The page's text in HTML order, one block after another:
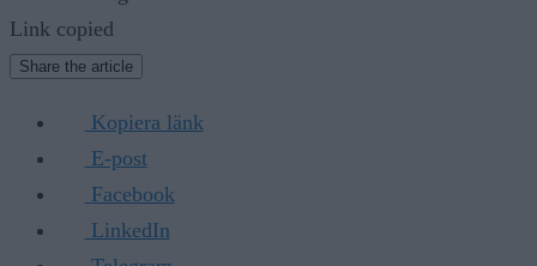
Link copied
Share the article
Kopiera länk
E-post
Facebook
LinkedIn